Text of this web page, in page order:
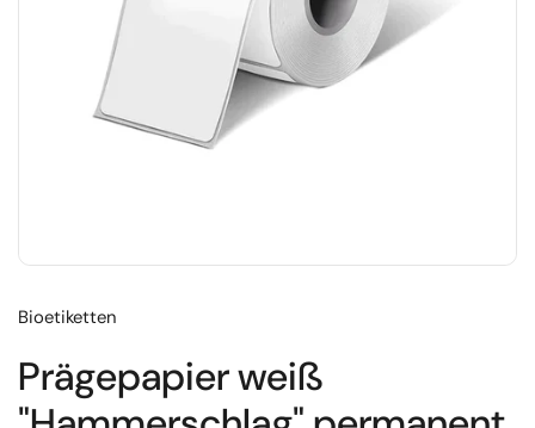
Bioetiketten
Prägepapier weiß